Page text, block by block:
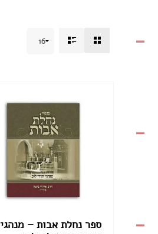
ספר נחלת אבות – מנהגי